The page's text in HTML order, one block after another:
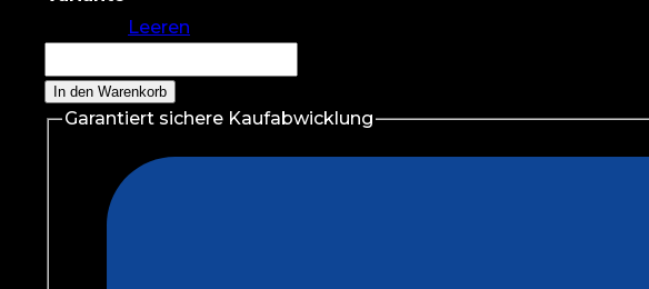
Leeren
100%
Whey
In den Warenkorb
Garantiert sichere Kaufabwicklung